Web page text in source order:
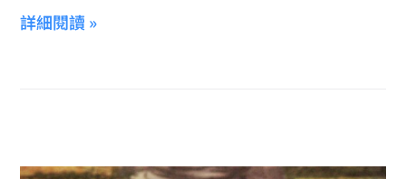
詳細閱讀 »